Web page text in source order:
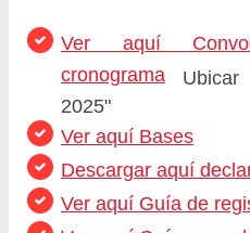
Ver aquí
cronograma Ubicar
2025"
Ver aquí Bases
Descargar aquí
Ver aquí Guía de